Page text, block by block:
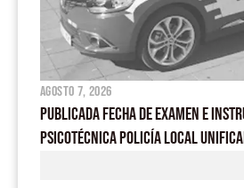
agosto 7, 2026
PUBLICADA FECHA DE EXAMEN E
PSICOTÉCNICA POLICÍA LOCAL